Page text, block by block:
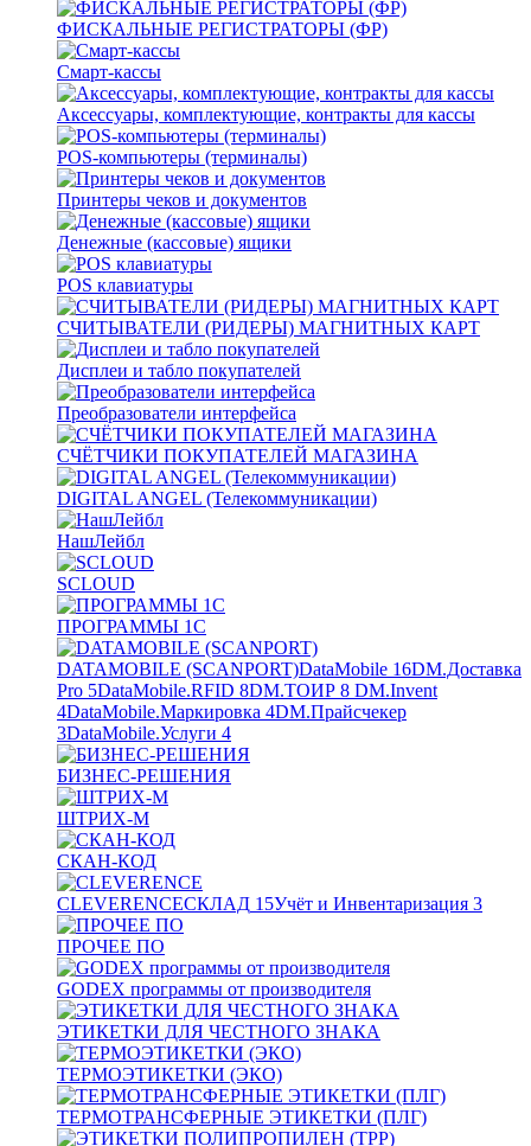
ФИСКАЛЬНЫЕ РЕГИСТРАТОРЫ (ФР)
Смарт-кассы
Аксессуары, комплектующие, контракты для кассы
POS-компьютеры (терминалы)
Принтеры чеков и документов
Денежные (кассовые) ящики
POS клавиатуры
СЧИТЫВАТЕЛИ (РИДЕРЫ) МАГНИТНЫХ КАРТ
Дисплеи и табло покупателей
Преобразователи интерфейса
СЧЁТЧИКИ ПОКУПАТЕЛЕЙ МАГАЗИНА
DIGITAL ANGEL (Телекоммуникации)
НашЛейбл
SCLOUD
ПРОГРАММЫ 1С
DATAMOBILE (SCANPORT)DataMobile 16DM.Доставка
Pro 5DataMobile.RFID 8DM.ТОИР 8 DM.Invent
4DataMobile.Маркировка 4DM.Прайсчекер
3DataMobile.Услуги 4
БИЗНЕС-РЕШЕНИЯ
ШТРИХ-М
СКАН-КОД
CLEVERENCEСКЛАД 15Учёт и Инвентаризация 3
ПРОЧЕЕ ПО
GODEX программы от производителя
ЭТИКЕТКИ ДЛЯ ЧЕСТНОГО ЗНАКА
ТЕРМОЭТИКЕТКИ (ЭКО)
ТЕРМОТРАНСФЕРНЫЕ ЭТИКЕТКИ (ПЛГ)